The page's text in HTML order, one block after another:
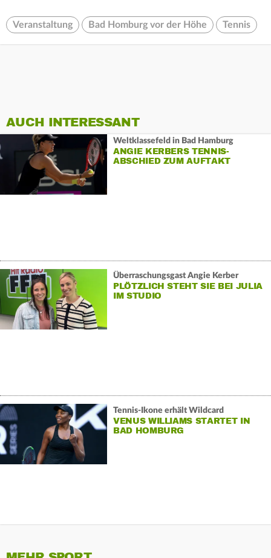
Veranstaltung Bad Homburg vor der Höhe Tennis
AUCH INTERESSANT
Weltklassefeld in Bad Hamburg
ANGIE KERBERS TENNIS-
ABSCHIED ZUM AUFTAKT
Überraschungsgast Angie Kerber
PLÖTZLICH STEHT SIE BEI JULIA
IM STUDIO
Tennis-Ikone erhält Wildcard
VENUS WILLIAMS STARTET IN
BAD HOMBURG